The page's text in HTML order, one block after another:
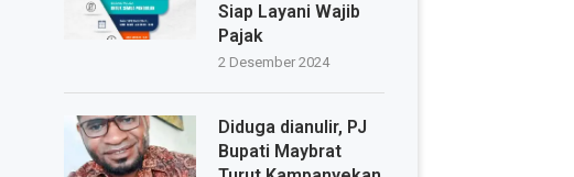
Siap Layani Wajib
Pajak
2 Desember 2024
Diduga dianulir, PJ
Bupati Maybrat